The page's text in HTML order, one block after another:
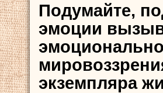
Подумайте,
эмоции
экземпляра